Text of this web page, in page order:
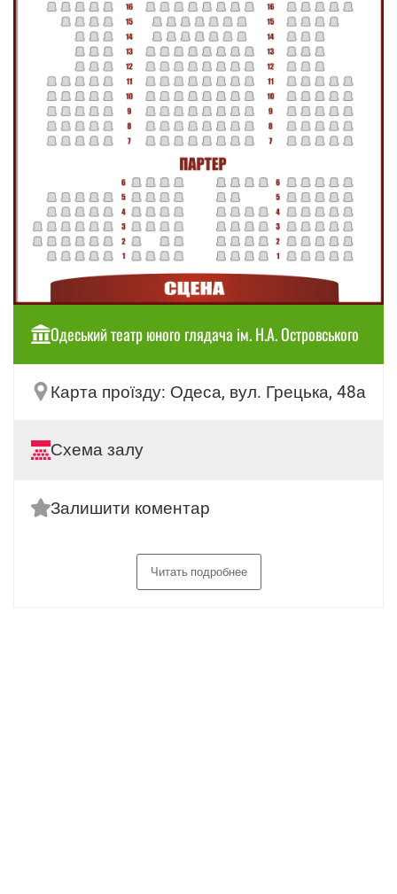
Одеський театр юного глядача ім. Н.А. Островського
Карта проїзду: Одеса, вул. Грецька, 48а
Схема залу
Залишити коментар
Читать подробнее